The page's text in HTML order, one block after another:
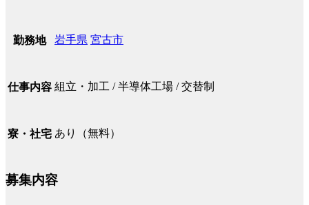
勤務地 岩手県 宮古市
仕事内容 組立・加工 / 半導体工場 / 交替制
寮・社宅 あり（無料）
募集内容